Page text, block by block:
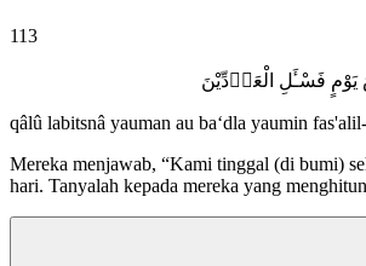
113
يَوْمٍ فَسْـَٔلِ الْعَاۤدِّيْنَ
qâlû labitsnâ yauman au ba‘dla yaumin
Mereka menjawab, “Kami tinggal (di bumi)
hari. Tanyalah kepada mereka yang